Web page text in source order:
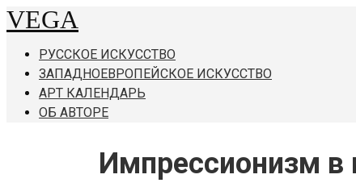
Перейти
контенту
VEGA
РУССКОЕ ИСКУССТВО
ЗАПАДНОЕВРОПЕЙСКОЕ ИСКУССТВО
АРТ КАЛЕНДАРЬ
ОБ АВТОРЕ
Импрессионизм в